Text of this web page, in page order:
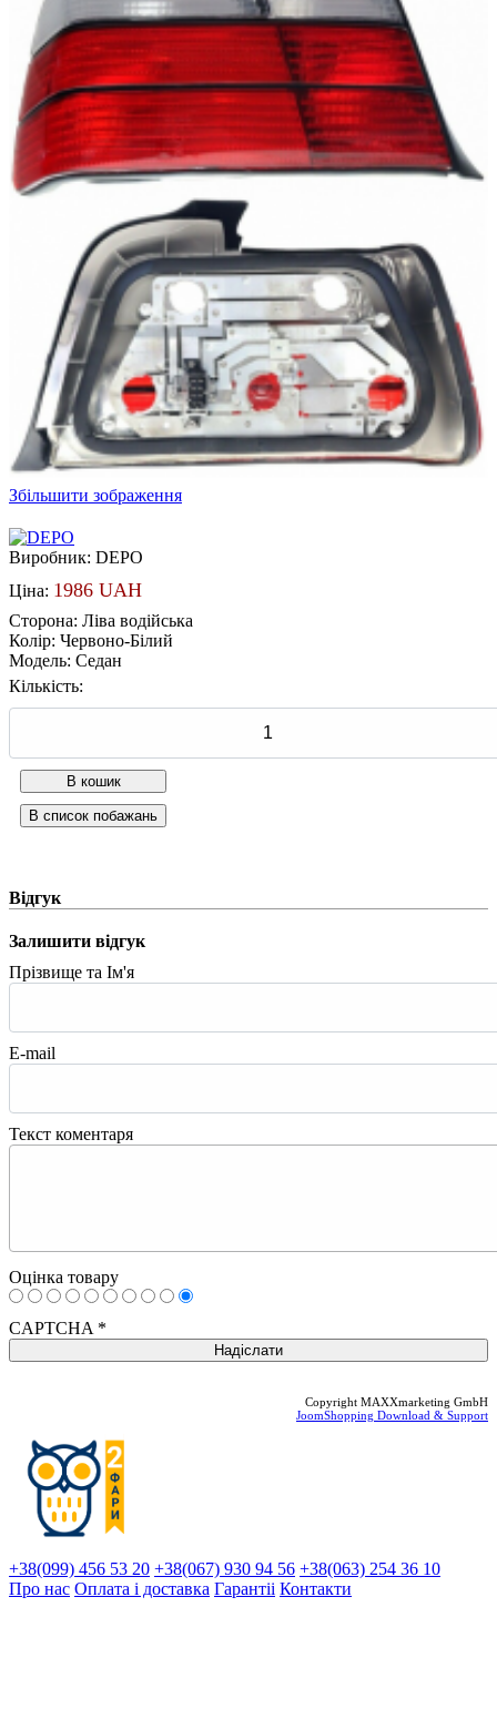
Збільшити зображення
Виробник: DEPO
Ціна: 1986 UAH
Сторона: Ліва водійська
Колір: Червоно-Білий
Модель: Седан
Кількість:
Відгук
Залишити відгук
Прізвище та Ім'я
E-mail
Текст коментаря
Оцінка товару
CAPTCHA *
Copyright MAXXmarketing GmbH
JoomShopping Download & Support
+38(099) 456 53 20 +38(067) 930 94 56 +38(063) 254 36 10
Про нас Оплата і доставка Гарантіi Контакти